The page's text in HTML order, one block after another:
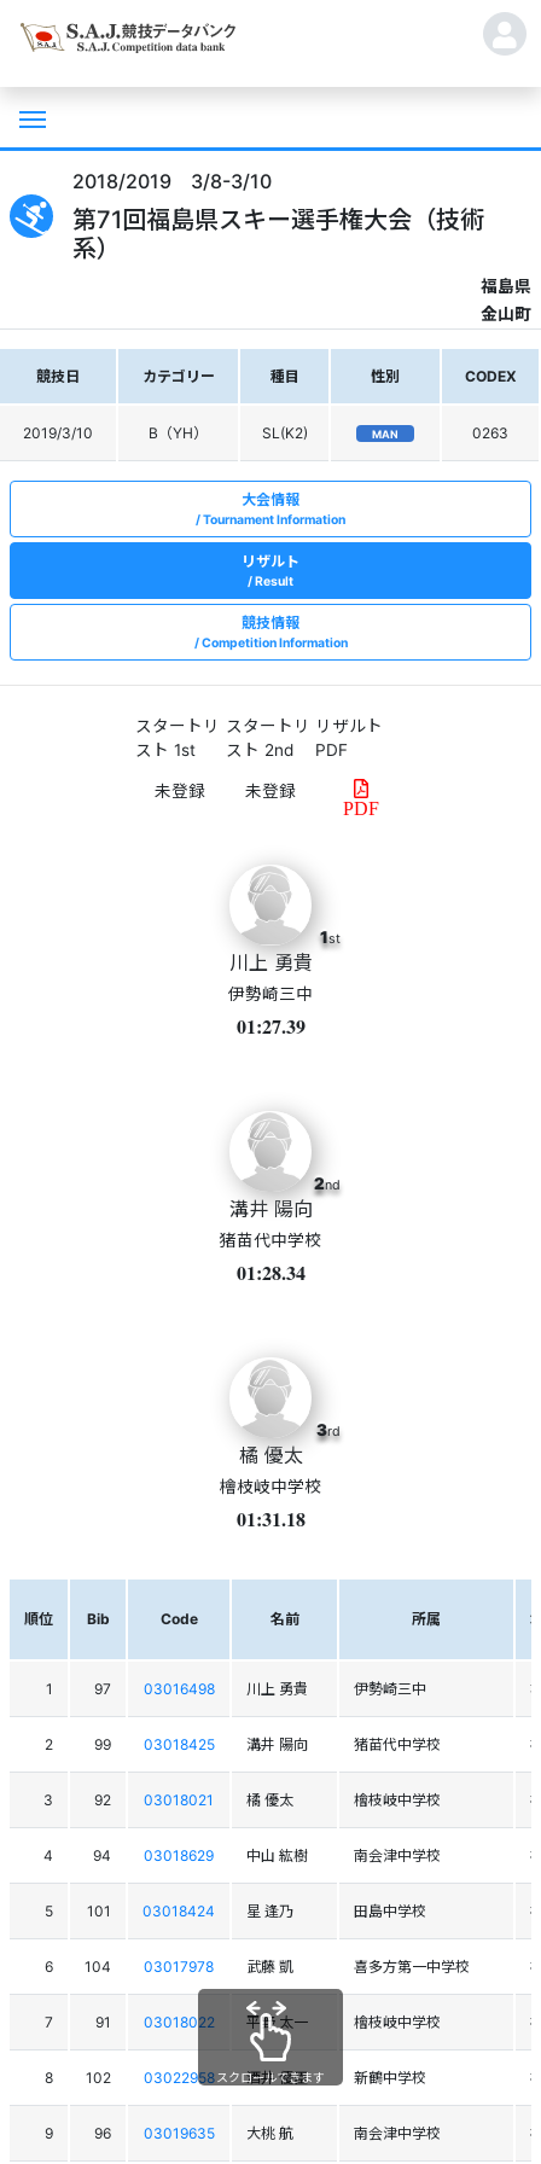
2018/2019 3/8-3/10
第71回福島県スキー選手権大会（技術
系）
福島県
金山町
競技日 カテゴリー 種目 性別 CODEX
2019/3/10 B（YH） SL(K2) MAN 0263
大会情報
Tournament Information
リザルト
Result
競技情報
Competition Information
スタートリ
スト 1st
スタートリ
スト 2nd
リザルト
PDF
PDF
1st
川上 勇貴
伊勢崎三中
01:27.39
2nd
溝井 陽向
猪苗代中学校
01:28.34
3rd
橘 優太
檜枝岐中学校
01:31.18
順位 Bib Code 名前 所属
1 97 03016498 川上 勇貴 伊勢崎三中
2 99 03018425 溝井 陽向 猪苗代中学校
3 92 03018021 橘 優太 檜枝岐中学校
4 94 03018629 中山 紘樹 南会津中学校
5 101 03018424 星 逢乃 田島中学校
6 104 03017978 武藤 凱 喜多方第一中学校
7 91 03018022 平野 太一 檜枝岐中学校
8 102 03022958 酒井 優臣 新鶴中学校
9 96 03019635 大桃 航 南会津中学校
スクロールできます